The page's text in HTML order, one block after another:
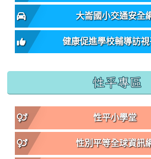
大崙國小交通安全
健康促進學校輔導訪
性平專區
性平小學堂
性別平等全球資訊